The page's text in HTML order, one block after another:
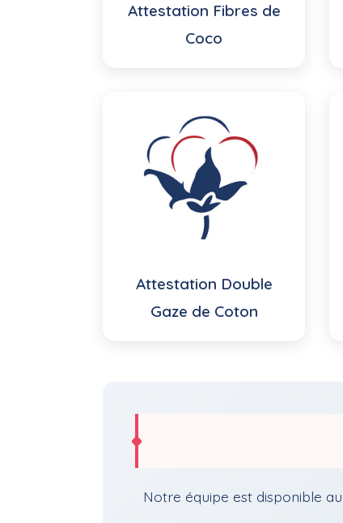
Attestation Fibres de
Coco
Attestation Double
Gaze de Coton
Notre équipe est disponible au